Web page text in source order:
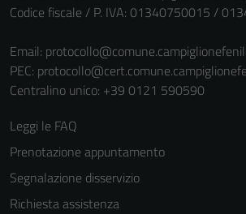
Codice fiscale / P. IVA: 01340750015 /
Email:
PEC:
Centralino unico: +39 0121 590590
Leggi le FAQ
Prenotazione appuntamento
Segnalazione disservizio
Richiesta assistenza